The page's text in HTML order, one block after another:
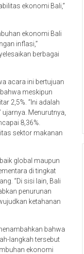
ekonomi Bali,”
ekonomi Bali
inflasi,”
berbagai
acara ini bertujuan
meskipun
2,5%. “Ini adalah
Menurutnya,
8,36%.
sektor makanan
global maupun
di tingkat
“Di sisi lain, Bali
penurunan
ketahanan
bahwa
langkah tersebut
ekonomi